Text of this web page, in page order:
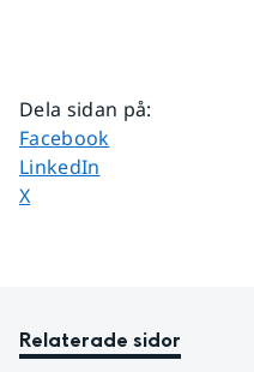
Dela sidan på:
Dela sidan på
Facebook
Dela sidan på
LinkedIn
Dela sidan på
X
Relaterade sidor